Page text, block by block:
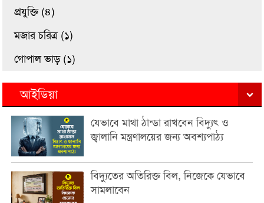
প্রযুক্তি (৪)
মজার চরিত্র (১)
গোপাল ভাড় (১)
আইডিয়া
যেভাবে মাথা ঠান্ডা রাখবেন বিদ্যুৎ ও
জ্বালানি মন্ত্রণালয়ের জন্য অবশ্যপাঠ্য
বিদ্যুতের অতিরিক্ত বিল, নিজেকে যেভাবে
সামলাবেন